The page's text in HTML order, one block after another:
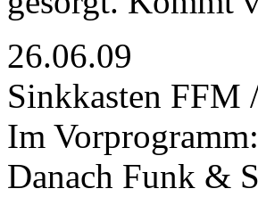
26.06.09
Sinkkasten
Im
Danach Funk &